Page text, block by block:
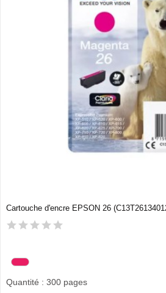
Cartouche d'encre EPSON 26
Quantité : 300 pages